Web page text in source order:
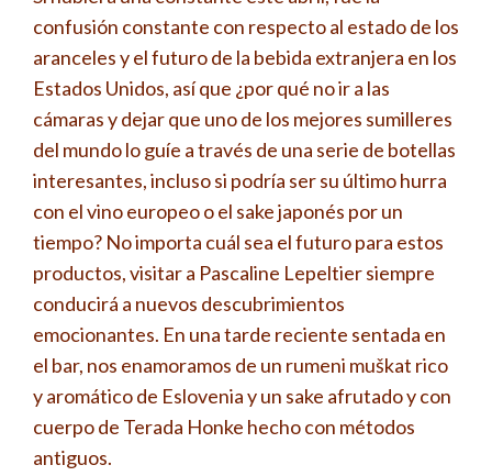
confusión constante con respecto al estado de los
aranceles y el futuro de la bebida extranjera en los
Estados Unidos, así que ¿por qué no ir a las
cámaras y dejar que uno de los mejores sumilleres
del mundo lo guíe a través de una serie de botellas
interesantes, incluso si podría ser su último hurra
con el vino europeo o el sake japonés por un
tiempo? No importa cuál sea el futuro para estos
productos, visitar a Pascaline Lepeltier siempre
conducirá a nuevos descubrimientos
emocionantes. En una tarde reciente sentada en
el bar, nos enamoramos de un rumeni muškat rico
y aromático de Eslovenia y un sake afrutado y con
cuerpo de Terada Honke hecho con métodos
antiguos.